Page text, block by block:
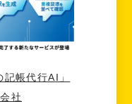
帳代行AI」
社